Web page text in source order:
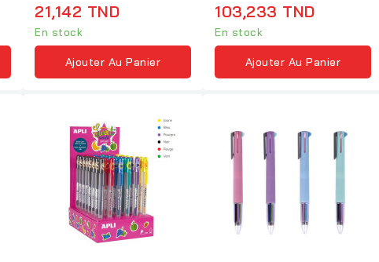
21,142 TND
En stock
Ajouter Au Panier
103,233 TND
En stock
Ajouter Au Panier